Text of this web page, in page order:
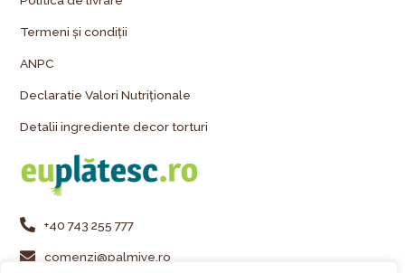
Termeni și condiții
ANPC
Declaratie Valori Nutriționale
Detalii ingrediente decor torturi
+40 743 255 777
comenzi@palmiye.ro